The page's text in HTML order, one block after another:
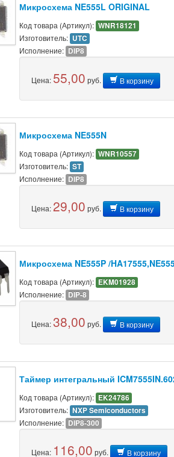
Микросхема NE555L ORIGINAL
Код товара (Артикул): WNR18121
Изготовитель: UTC
Исполнение: DIP8
Цена: 55,00 руб. В корзину
Микросхема NE555N
Код товара (Артикул): WNR10557
Изготовитель: ST
Исполнение: DIP8
Цена:29,00 руб. В корзину
Микросхема NE555P /
Код товара (Артикул): EKM01928
Исполнение: DIP-8
Цена:38,00 руб. В корзину
Таймер интегральный
Код товара (Артикул): EK24786
Изготовитель: NXP Semiconductors
Исполнение: DIP8-300
Цена: 116,00 руб. В корзину